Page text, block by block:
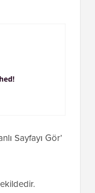
göreceksiniz.
gizlendi ve